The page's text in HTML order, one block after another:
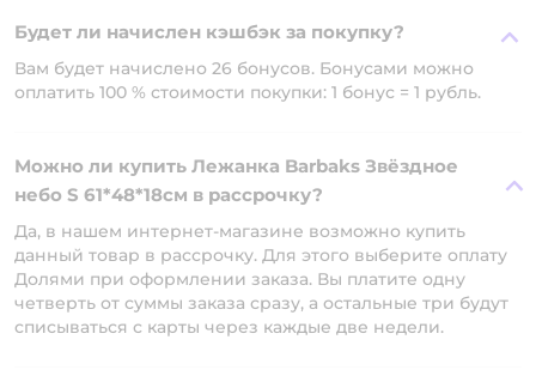
Будет ли начислен кэшбэк за покупку?
Вам будет начислено 26 бонусов. Бонусами можно
оплатить 100 % стоимости покупки: 1 бонус = 1 рубль.
Можно ли купить Лежанка Barbaks Звёздное
небо S 61*48*18см в рассрочку?
Да, в нашем интернет-магазине возможно купить
данный товар в рассрочку. Для этого выберите оплату
Долями при оформлении заказа. Вы платите одну
четверть от суммы заказа сразу, а остальные три будут
списываться с карты через каждые две недели.